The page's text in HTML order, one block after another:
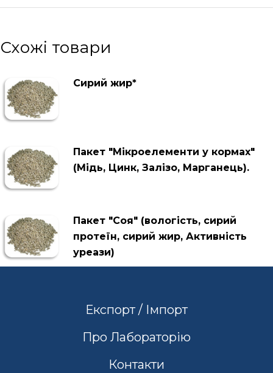
Схожі товари
Сирий жир*
Пакет "Мікроелементи у кормах"
(Мідь, Цинк, Залізо, Марганець).
Пакет "Соя" (вологість, сирий
протеїн, сирий жир, Активність
уреази)
Експорт / Імпорт
Про Лабораторію
Контакти